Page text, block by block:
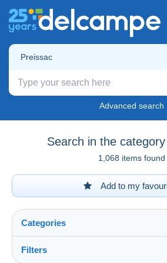
Preissac
Advanced search
Search in the category
1,068 items found
Add to my
Categories
Filters